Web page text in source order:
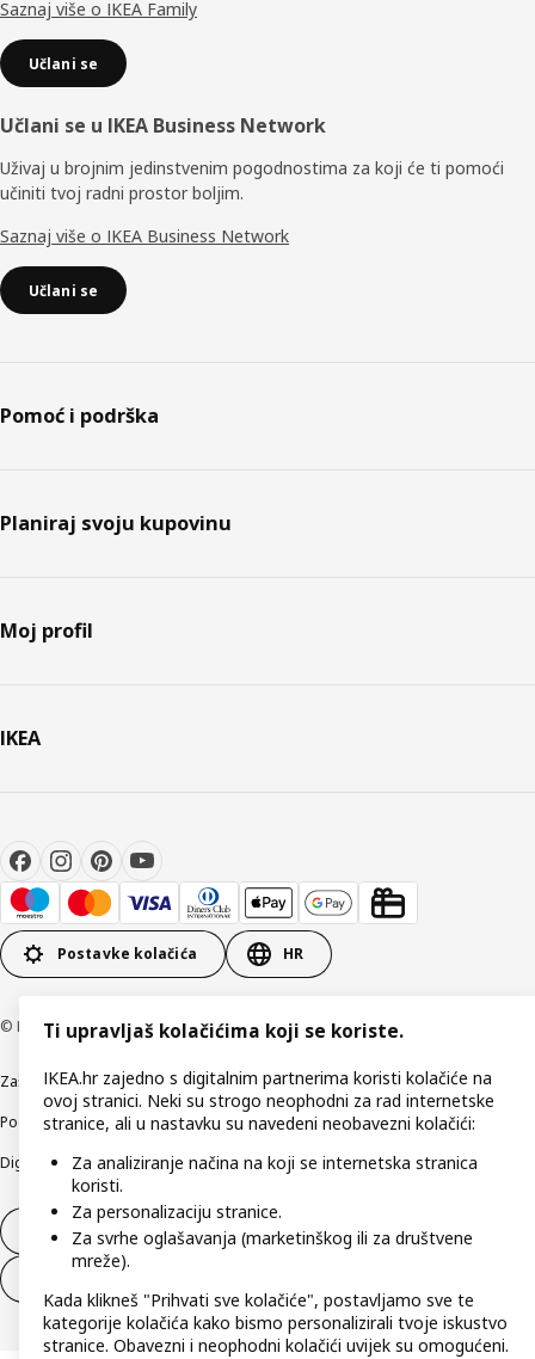
Saznaj više o IKEA Family
Učlani se
Učlani se u IKEA Business Network
Uživaj u brojnim jedinstvenim pogodnostima za koji će ti pomoći
učiniti tvoj radni prostor boljim.
Saznaj više o IKEA Business Network
Učlani se
Pomoć i podrška
Planiraj svoju kupovinu
Moj profil
IKEA
Postavke kolačića HR
© Inter IKEA Systems B.V 1999-2026
Zaštita privatnostiKako koristimo kolačiće (Cookies) Uvjeti poslovanja
Podaci o tvrtki IKEA HrvatskaEtično otkrivanje sigurnosnih nedostataka
Digitalna pristupačnost
Jednostrani raskid ugovora
Ti upravljaš kolačićima koji se koriste.
IKEA.hr zajedno s digitalnim partnerima koristi kolačiće na
ovoj stranici. Neki su strogo neophodni za rad internetske
stranice, ali u nastavku su navedeni neobavezni kolačići:
Za analiziranje načina na koji se internetska stranica
koristi.
Za personalizaciju stranice.
Za svrhe oglašavanja (marketinškog ili za društvene
mreže).
Kada klikneš "Prihvati sve kolačiće", postavljamo sve te
kategorije kolačića kako bismo personalizirali tvoje iskustvo
stranice. Obavezni i neophodni kolačići uvijek su omogućeni.